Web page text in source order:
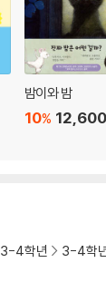
밤이와 밤
12,600
10%
3-4학년 3-4학